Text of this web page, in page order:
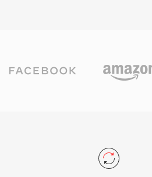
사서함, MMS에 실용적입니다. 또
및 컴포트 노이즈 생성 기능으로,